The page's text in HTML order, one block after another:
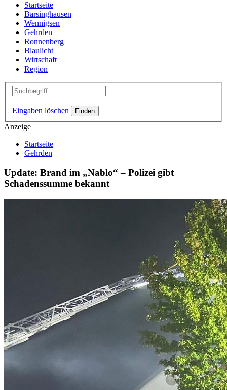
Startseite
Barsinghausen
Wennigsen
Gehrden
Ronnenberg
Blaulicht
Wirtschaft
Region
Eingaben löschen
Anzeige
Startseite
Gehrden
Update: Brand im „Nablo“ – Polizei gibt
Schadenssumme bekannt